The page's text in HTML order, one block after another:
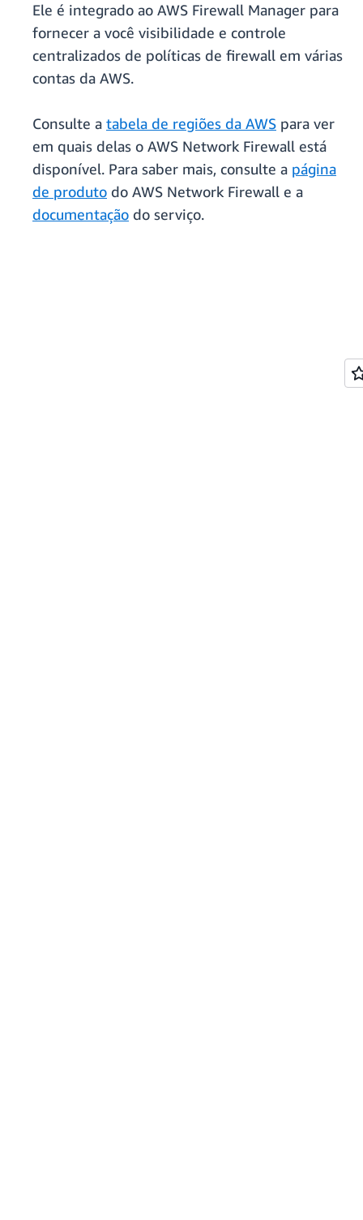
Ele é integrado ao AWS Firewall Manager para
fornecer a você visibilidade e controle
centralizados de políticas de firewall em várias
contas da AWS.
Consulte a tabela de regiões da AWS para ver
em quais delas o AWS Network Firewall está
disponível. Para saber mais, consulte a página
de produto do AWS Network Firewall e a
documentação do serviço.